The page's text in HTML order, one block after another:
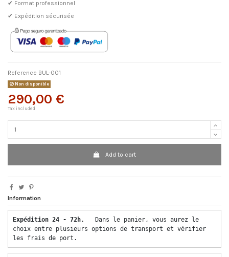
✔ Format professionnel
✔ Expédition sécurisée
Reference BUL-001
Non disponible
290,00 €
Tax included
Add to cart
Information
Expédition 24 - 72h.
Dans le panier, vous aurez le
choix entre plusieurs options de transport et vérifier
les frais de port.